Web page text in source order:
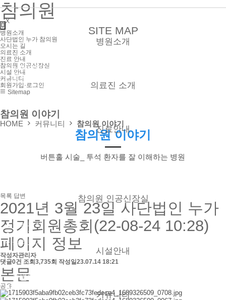
참의원
병원소개
사단법인 누가 참의원
오시는 길
의료진 소개
진료 안내
참의원 인공신장실
시설 안내
커뮤니티
회원가입·로그인
Sitemap
X
SITE MAP
병원소개
● 사단법인 누가 참의원
● 오시는 길
의료진 소개
● 외래
● 신장실
진료안내
참의원 인공신장실
● 혈액투석
● 버튼홀 시술
● 둘러보기
시설안내
● 층별안내
● 참의원 둘러보기
커뮤니티
참의원 이야기
HOME 커뮤니티 참의원 이야기
참의원 이야기
버튼홀 시술_ 투석 환자를 잘 이해하는 병원
목록 답변
2021년 3월 23일 사단법인 누가
정기회원총회(22-08-24 10:28)
페이지 정보
작성자관리자
댓글0건 조회 3,735회 작성일23.07.14 18:21
본문
공유